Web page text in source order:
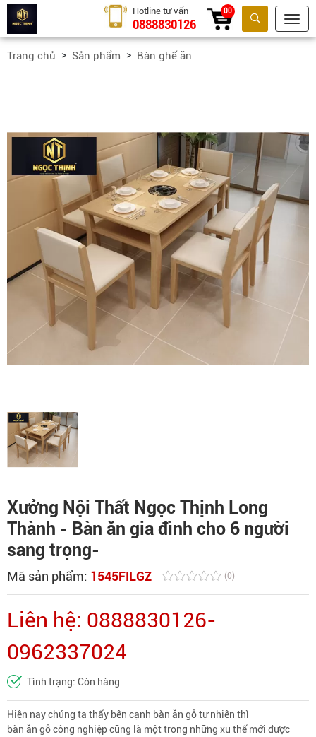
Tìm kiếm
Hotline tư vấn
0888830126
00
Trang chủ Sản phẩm Bàn ghế ăn
Xưởng Nội Thất Ngọc Thịnh Long
Thành - Bàn ăn gia đình cho 6 người
sang trọng-
Mã sản phẩm: 1545FILGZ (0)
Liên hệ: 0888830126-
0962337024
Tình trạng: Còn hàng
Hiện nay chúng ta thấy bên cạnh bàn ăn gỗ tự nhiên thì
bàn ăn gỗ công nghiệpcũng là một trong những xu thế mới được